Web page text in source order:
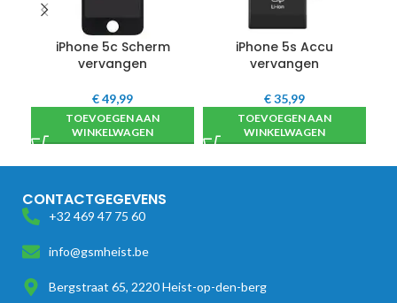
iPhone 5c Scherm
vervangen
€49,99
TOEVOEGEN AAN
WINKELWAGEN
iPhone 5s Accu
vervangen
€35,99
TOEVOEGEN AAN
WINKELWAGEN
CONTACTGEGEVENS
+32 469 47 75 60
info@gsmheist.be
Bergstraat 65, 2220 Heist-op-den-berg